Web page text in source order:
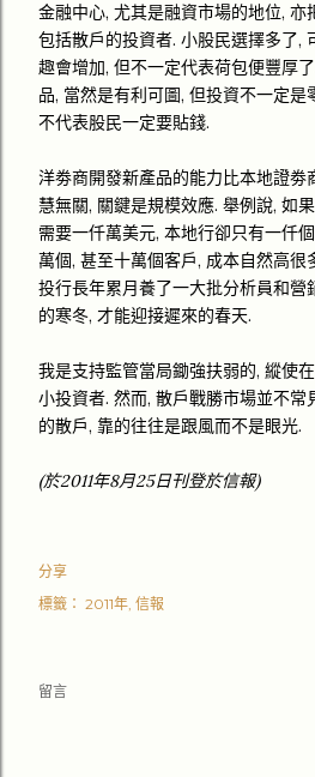
金融中心, 尤其是融資市場的地位,
包括散戶的投資者. 小股民選擇多了,
趣會增加, 但不一定代表荷包便豐厚
品, 當然是有利可圖, 但投資不一定是
不代表股民一定要貼錢.
洋劵商開發新產品的能力比本地證劵
慧無關, 關鍵是規模效應. 舉例說, 如
需要一仟萬美元, 本地行卻只有一仟
萬個, 甚至十萬個客戶, 成本自然高很
投行長年累月養了一大批分析員和營
的寒冬, 才能迎接遲來的春天.
我是支持監管當局鋤強扶弱的, 縱使
小投資者. 然而, 散戶戰勝市場並不常
的散戶, 靠的往往是跟風而不是眼光.
(於2011年8月25日刊登於信報)
分享
標籤： 2011年 信報
留言